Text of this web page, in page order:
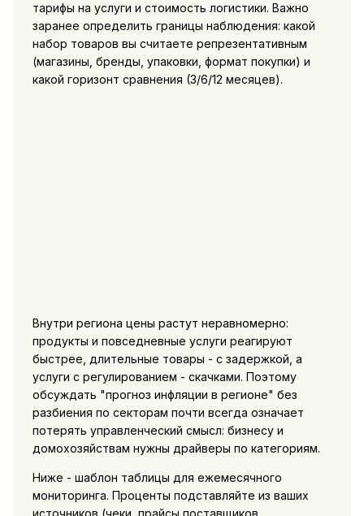
тарифы на услуги и стоимость логистики. Важно
заранее определить границы наблюдения: какой
набор товаров вы считаете репрезентативным
(магазины, бренды, упаковки, формат покупки) и
какой горизонт сравнения (3/6/12 месяцев).
Внутри региона цены растут неравномерно:
продукты и повседневные услуги реагируют
быстрее, длительные товары - с задержкой, а
услуги с регулированием - скачками. Поэтому
обсуждать "прогноз инфляции в регионе" без
разбиения по секторам почти всегда означает
потерять управленческий смысл: бизнесу и
домохозяйствам нужны драйверы по категориям.
Ниже - шаблон таблицы для ежемесячного
мониторинга. Проценты подставляйте из ваших